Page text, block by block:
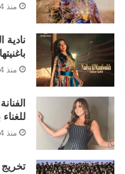
منذ 4 أسابيع
نادية
منذ 4 أسابيع
منذ 4 أسابيع